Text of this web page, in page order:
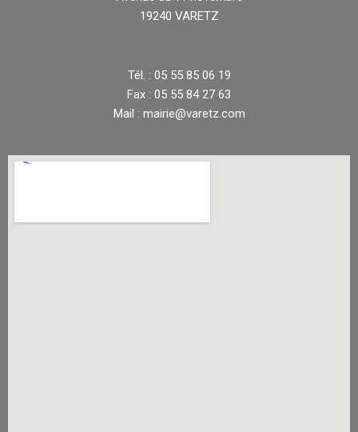
19240 VARETZ
Tél. : 05 55 85 06 19
Fax : 05 55 84 27 63
Mail : mairie@varetz.com